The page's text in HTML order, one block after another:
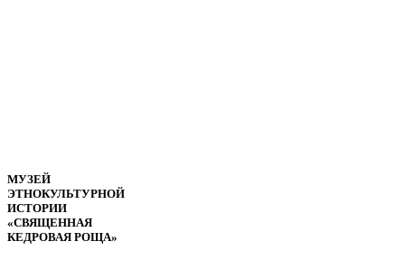
МУЗЕЙ
ЭТНОКУЛЬТУРНОЙ
ИСТОРИИ
«СВЯЩЕННАЯ
КЕДРОВАЯ РОЩА»